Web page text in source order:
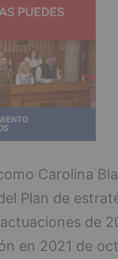
Carolina
Plan de
de
en 2021 de